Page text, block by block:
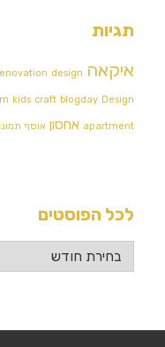
תגיות
איקאה design
kids craft blogday Design אמבטיה
apartment אחסון אוסף
לכל הפוסטים
לכל
הפוסטים